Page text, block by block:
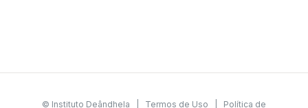
© Instituto Deândhela | Termos de Uso Política de